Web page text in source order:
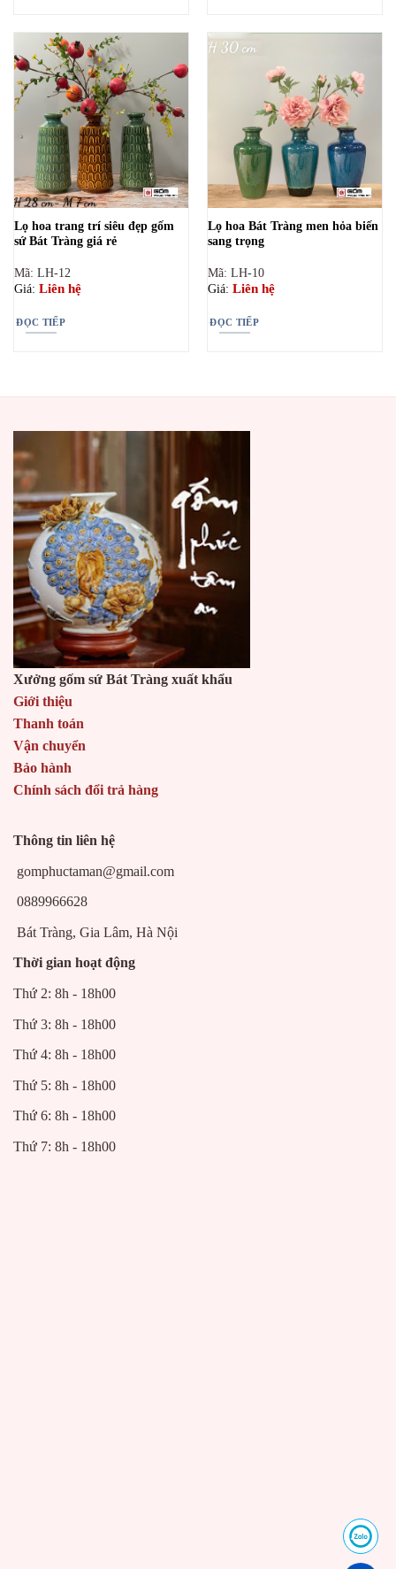
Lọ hoa trang trí siêu đẹp gốm
sứ Bát Tràng giá rẻ
Mã: LH-12
Giá: Liên hệ
ĐỌC TIẾP
Lọ hoa Bát Tràng men hỏa biến
sang trọng
Mã: LH-10
Giá: Liên hệ
ĐỌC TIẾP
Xưởng gốm sứ Bát Tràng xuất khẩu
Giới thiệu
Thanh toán
Vận chuyển
Bảo hành
Chính sách đổi trả hàng
Thông tin liên hệ
gomphuctaman@gmail.com
0889966628
Bát Tràng, Gia Lâm, Hà Nội
Thời gian hoạt động
Thứ 2: 8h - 18h00
Thứ 3: 8h - 18h00
Thứ 4: 8h - 18h00
Thứ 5: 8h - 18h00
Thứ 6: 8h - 18h00
Thứ 7: 8h - 18h00